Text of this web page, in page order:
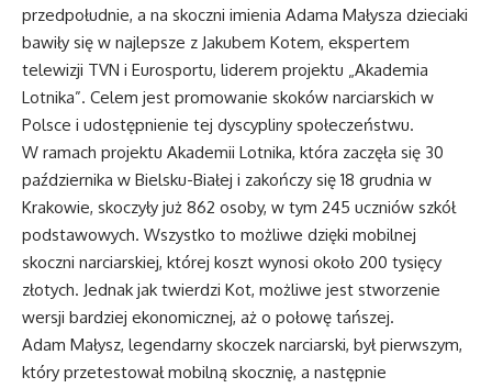
przedpołudnie, a na skoczni imienia Adama Małysza dzieciaki
bawiły się w najlepsze z Jakubem Kotem, ekspertem
telewizji TVN i Eurosportu, liderem projektu „Akademia
Lotnika”. Celem jest promowanie skoków narciarskich w
Polsce i udostępnienie tej dyscypliny społeczeństwu.
W ramach projektu Akademii Lotnika, która zaczęła się 30
października w Bielsku-Białej i zakończy się 18 grudnia w
Krakowie, skoczyły już 862 osoby, w tym 245 uczniów szkół
podstawowych. Wszystko to możliwe dzięki mobilnej
skoczni narciarskiej, której koszt wynosi około 200 tysięcy
złotych. Jednak jak twierdzi Kot, możliwe jest stworzenie
wersji bardziej ekonomicznej, aż o połowę tańszej.
Adam Małysz, legendarny skoczek narciarski, był pierwszym,
który przetestował mobilną skocznię, a następnie